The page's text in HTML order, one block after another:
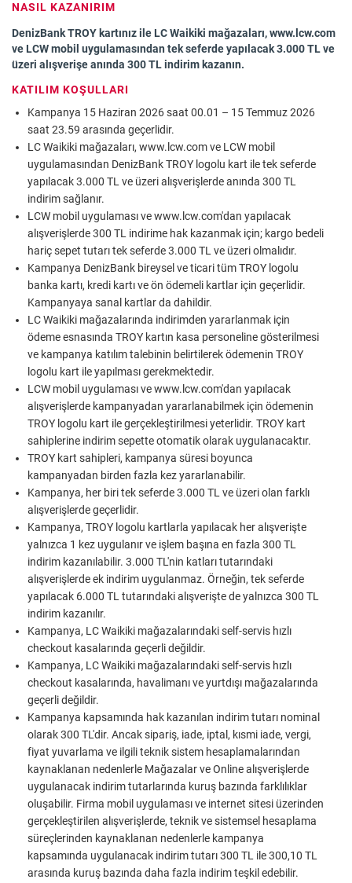
NASIL KAZANIRIM
DenizBank TROY kartınız ile LC Waikiki mağazaları, www.lcw.com
ve LCW mobil uygulamasından tek seferde yapılacak 3.000 TL ve
üzeri alışverişe anında 300 TL indirim kazanın.
KATILIM KOŞULLARI
Kampanya 15 Haziran 2026 saat 00.01 – 15 Temmuz 2026
saat 23.59 arasında geçerlidir.
LC Waikiki mağazaları, www.lcw.comve LCW mobil
uygulamasından DenizBank TROY logolu kart ile tek seferde
yapılacak 3.000 TL ve üzeri alışverişlerde anında 300 TL
indirim sağlanır.
LCW mobil uygulaması vewww.lcw.com'dan yapılacak
alışverişlerde 300 TL indirime hak kazanmak için; kargo bedeli
hariç sepet tutarı tek seferde 3.000 TL ve üzeri olmalıdır.
Kampanya DenizBank bireysel ve ticari tüm TROY logolu
banka kartı, kredi kartı ve ön ödemeli kartlar için geçerlidir.
Kampanyaya sanal kartlar da dahildir.
LC Waikiki mağazalarında indirimden yararlanmak için
ödeme esnasında TROY kartın kasa personeline gösterilmesi
ve kampanya katılım talebinin belirtilerek ödemenin TROY
logolu kart ile yapılması gerekmektedir.
LCW mobil uygulaması vewww.lcw.com'dan yapılacak
alışverişlerde kampanyadan yararlanabilmek için ödemenin
TROY logolu kart ile gerçekleştirilmesi yeterlidir. TROY kart
sahiplerine indirim sepette otomatik olarak uygulanacaktır.
TROY kart sahipleri, kampanya süresi boyunca
kampanyadan birden fazla kez yararlanabilir.
Kampanya, her biri tek seferde 3.000 TL ve üzeri olan farklı
alışverişlerde geçerlidir.
Kampanya, TROY logolu kartlarla yapılacak her alışverişte
yalnızca 1 kez uygulanır ve işlem başına en fazla 300 TL
indirim kazanılabilir. 3.000 TL'nin katları tutarındaki
alışverişlerde ek indirim uygulanmaz. Örneğin, tek seferde
yapılacak 6.000 TL tutarındaki alışverişte de yalnızca 300 TL
indirim kazanılır.
Kampanya, LC Waikiki mağazalarındaki self-servis hızlı
checkout kasalarında geçerli değildir.
Kampanya, LC Waikiki mağazalarındaki self-servis hızlı
checkout kasalarında, havalimanı ve yurtdışı mağazalarında
geçerli değildir.
Kampanya kapsamında hak kazanılan indirim tutarı nominal
olarak 300 TL'dir. Ancak sipariş, iade, iptal, kısmi iade, vergi,
fiyat yuvarlama ve ilgili teknik sistem hesaplamalarından
kaynaklanan nedenlerle Mağazalar ve Online alışverişlerde
uygulanacak indirim tutarlarında kuruş bazında farklılıklar
oluşabilir. Firma mobil uygulaması ve internet sitesi üzerinden
gerçekleştirilen alışverişlerde, teknik ve sistemsel hesaplama
süreçlerinden kaynaklanan nedenlerle kampanya
kapsamında uygulanacak indirim tutarı 300 TL ile 300,10 TL
arasında kuruş bazında daha fazla indirim teşkil edebilir.